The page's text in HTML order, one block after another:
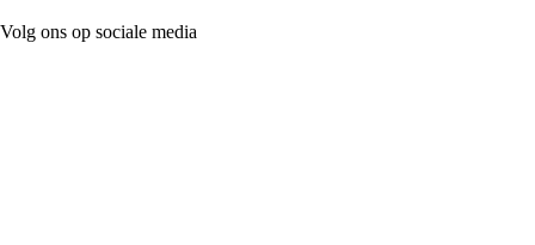
Volg ons op sociale media